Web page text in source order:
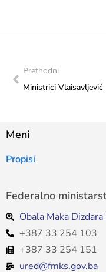
Prethodni
Meni
Propisi
Federalno
Obala Maka Dizdara
+387 33 254 103
+387 33 254 151
ured@fmks.gov.ba